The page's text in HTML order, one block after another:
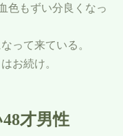
色もずい分良くなっ
って来ている。
お続け。
才男性